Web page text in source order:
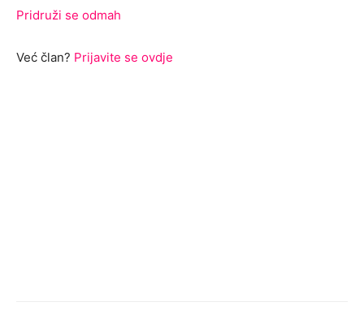
Pridruži se odmah
Već član? Prijavite se ovdje